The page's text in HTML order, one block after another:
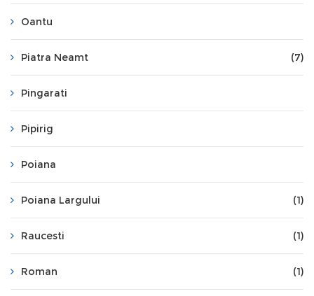
Oantu
Piatra Neamt (7)
Pingarati
Pipirig
Poiana
Poiana Largului (1)
Raucesti (1)
Roman (1)